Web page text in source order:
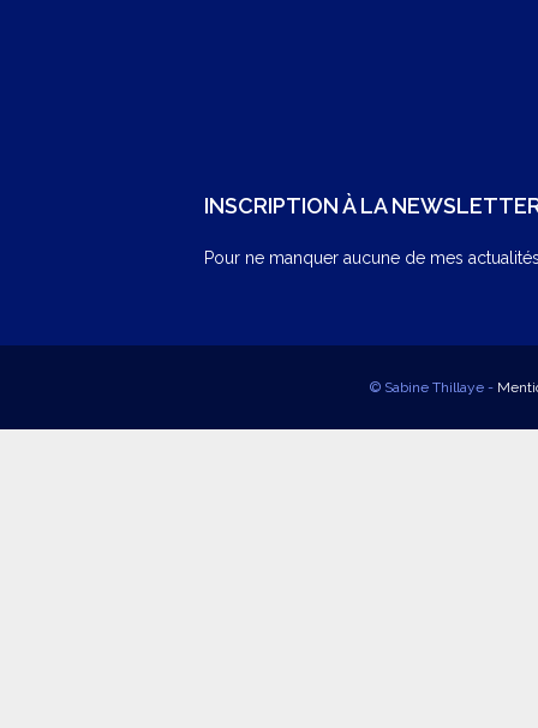
INSCRIPTION À LA
Pour ne manquer aucune de mes
© Sabine Thillaye -